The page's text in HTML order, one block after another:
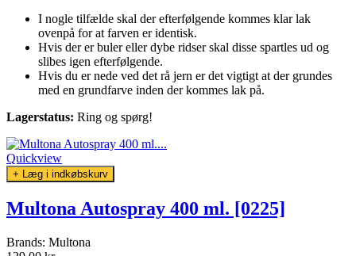
I nogle tilfælde skal der efterfølgende kommes klar lak
ovenpå for at farven er identisk.
Hvis der er buler eller dybe ridser skal disse spartles ud og
slibes igen efterfølgende.
Hvis du er nede ved det rå jern er det vigtigt at der grundes
med en grundfarve inden der kommes lak på.
Lagerstatus: Ring og spørg!
Quickview
+ Læg i indkøbskurv
Multona Autospray 400 ml. [0225]
Brands: Multona